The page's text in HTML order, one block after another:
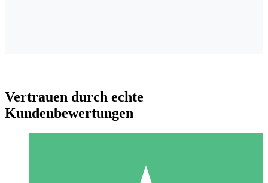
Vertrauen durch echte
Kundenbewertungen